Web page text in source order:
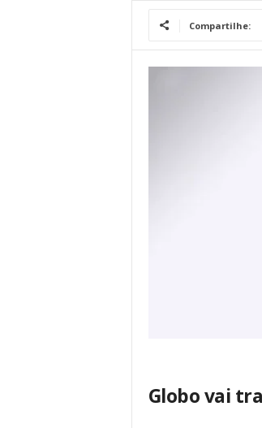
Compartilhe:
Globo vai